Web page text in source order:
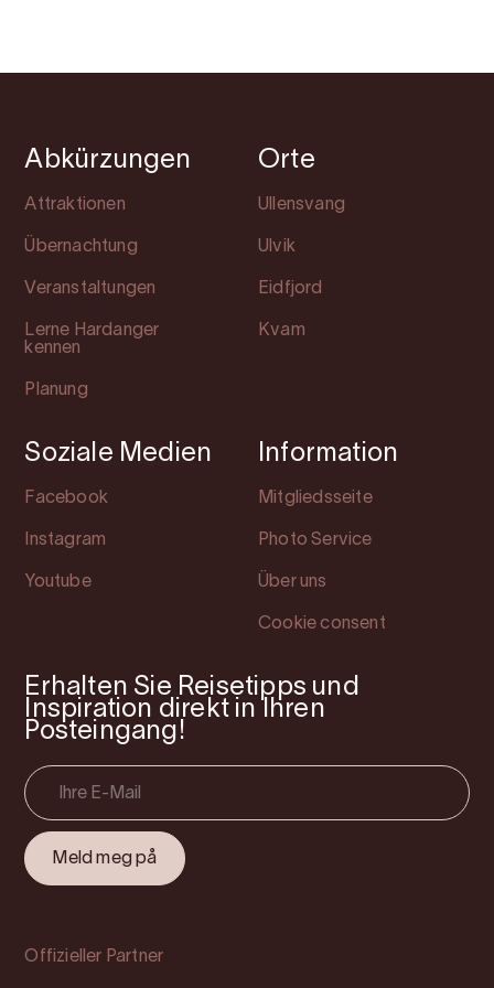
Abkürzungen
Attraktionen
Übernachtung
Veranstaltungen
Lerne Hardanger
kennen
Planung
Orte
Ullensvang
Ulvik
Eidfjord
Kvam
Soziale Medien
Facebook
Instagram
Youtube
Information
Mitgliedsseite
Photo Service
Über uns
Cookie consent
Erhalten Sie Reisetipps und
Inspiration direkt in Ihren
Posteingang!
Offizieller Partner